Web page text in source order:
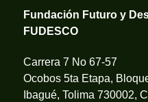
Fundación Futuro y
FUDESCO
Carrera 7 No 67-57
Ocobos 5ta Etapa,
Ibagué, Tolima 730002,